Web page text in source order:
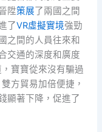
陞策展了兩國之間
了VR虛擬實境強勁
之間的人員往來和
交通的深度和廣度
寶寶從來沒有騙過
方貿易加倍便捷，
顯著下降，促進了